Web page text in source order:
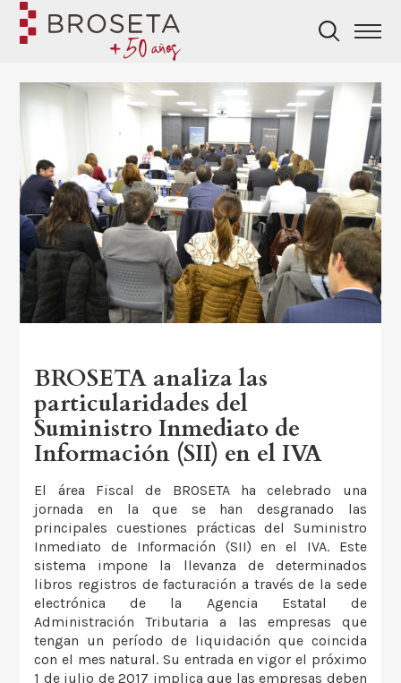
BROSETA analiza las
particularidades del
Suministro Inmediato de
Información (SII) en el IVA
El área Fiscal de BROSETA ha celebrado una
jornada en la que se han desgranado las
principales cuestiones prácticas del Suministro
Inmediato de Información (SII) en el IVA. Este
sistema impone la llevanza de determinados
libros registros de facturación a través de la sede
electrónica de la Agencia Estatal de
Administración Tributaria a las empresas que
tengan un período de liquidación que coincida
con el mes natural. Su entrada en vigor el próximo
1 de julio de 2017 implica que las empresas deben